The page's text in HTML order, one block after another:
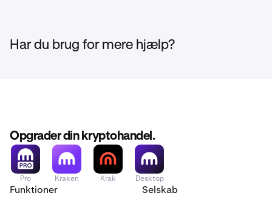
Har du brug for mere hjælp?
Opgrader din kryptohandel.
Pro Kraken Krak Desktop
Funktioner Selskab